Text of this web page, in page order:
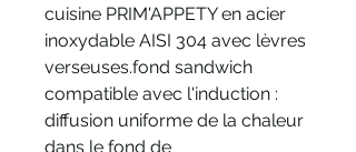
cuisine PRIM'APPETY en acier
inoxydable AISI 304 avec lèvres
verseuses.fond sandwich
compatible avec l'induction :
diffusion uniforme de la chaleur
dans le fond de